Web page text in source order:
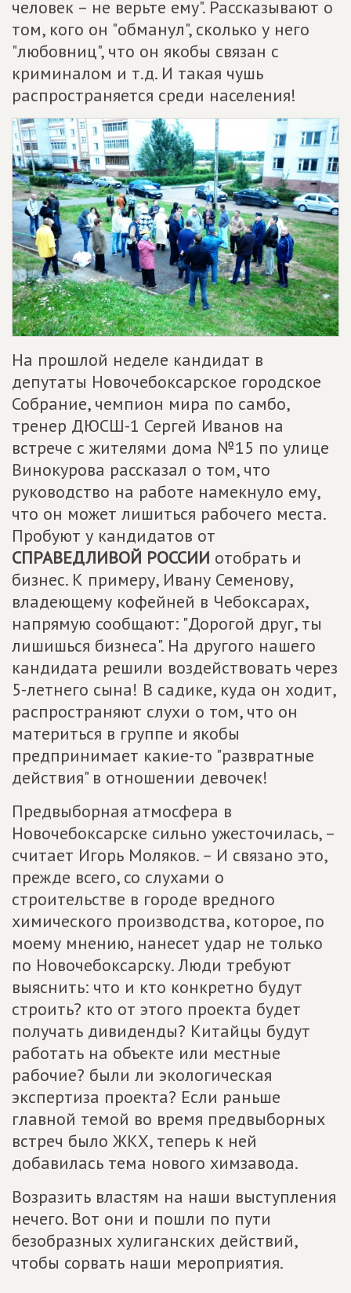
человек – не верьте ему". Рассказывают о
том, кого он "обманул", сколько у него
"любовниц", что он якобы связан с
криминалом и т.д. И такая чушь
распространяется среди населения!
На прошлой неделе кандидат в
депутаты Новочебоксарское городское
Собрание, чемпион мира по самбо,
тренер ДЮСШ-1 Сергей Иванов на
встрече с жителями дома №15 по улице
Винокурова рассказал о том, что
руководство на работе намекнуло ему,
что он может лишиться рабочего места.
Пробуют у кандидатов от
СПРАВЕДЛИВОЙ РОССИИ отобрать и
бизнес. К примеру, Ивану Семенову,
владеющему кофейней в Чебоксарах,
напрямую сообщают: "Дорогой друг, ты
лишишься бизнеса". На другого нашего
кандидата решили воздействовать через
5-летнего сына! В садике, куда он ходит,
распространяют слухи о том, что он
материться в группе и якобы
предпринимает какие-то "развратные
действия" в отношении девочек!
Предвыборная атмосфера в
Новочебоксарске сильно ужесточилась, –
считает Игорь Моляков. – И связано это,
прежде всего, со слухами о
строительстве в городе вредного
химического производства, которое, по
моему мнению, нанесет удар не только
по Новочебоксарску. Люди требуют
выяснить: что и кто конкретно будут
строить? кто от этого проекта будет
получать дивиденды? Китайцы будут
работать на объекте или местные
рабочие? были ли экологическая
экспертиза проекта? Если раньше
главной темой во время предвыборных
встреч было ЖКХ, теперь к ней
добавилась тема нового химзавода.
Возразить властям на наши выступления
нечего. Вот они и пошли по пути
безобразных хулиганских действий,
чтобы сорвать наши мероприятия.